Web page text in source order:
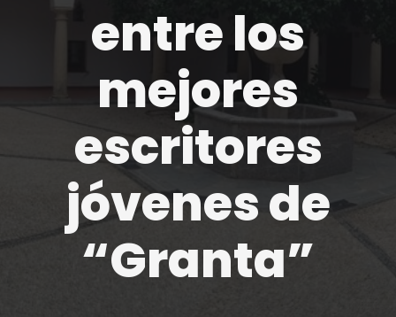
entre los
mejores
escritores
jóvenes de
“Granta”